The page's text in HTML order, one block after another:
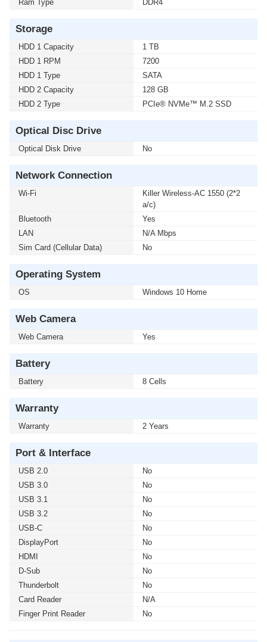
Ram Type DDR4
Storage
HDD 1 Capacity
1 TB
HDD 1 RPM
7200
HDD 1 Type
SATA
HDD 2 Capacity
128 GB
HDD 2 Type
PCIe® NVMe™ M.2 SSD
Optical Disc Drive
Optical Disk Drive No
Network Connection
Wi-Fi
Killer Wireless-AC 1550 (2*2
a/c)
Bluetooth
Yes
LAN
N/A Mbps
Sim Card (Cellular Data)
No
Operating System
OS Windows 10 Home
Web Camera
Web Camera Yes
Battery
Battery 8 Cells
Warranty
Warranty 2 Years
Port & Interface
USB 2.0
No
USB 3.0
No
USB 3.1
No
USB 3.2
No
USB-C
No
DisplayPort
No
HDMI
No
D-Sub
No
Thunderbolt
No
Card Reader
N/A
Finger Print Reader
No